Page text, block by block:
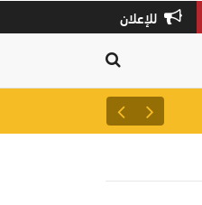
للإعلان
مفتي عام سلطنة عمان يدعو